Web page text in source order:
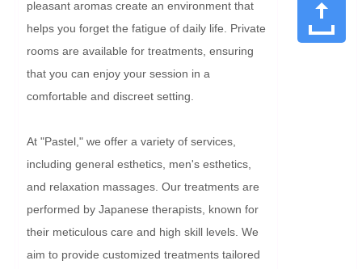
pleasant aromas create an environment that
helps you forget the fatigue of daily life. Private
rooms are available for treatments, ensuring
that you can enjoy your session in a
comfortable and discreet setting.
At "Pastel," we offer a variety of services,
including general esthetics, men's esthetics,
and relaxation massages. Our treatments are
performed by Japanese therapists, known for
their meticulous care and high skill levels. We
aim to provide customized treatments tailored